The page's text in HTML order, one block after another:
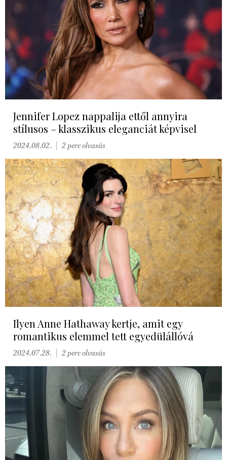
Jennifer Lopez nappalija ettől annyira
stílusos – klasszikus eleganciát képvisel
2024.08.02. 2 perc olvasás
Ilyen Anne Hathaway kertje, amit egy
romantikus elemmel tett egyedülállóvá
2024.07.28. 2 perc olvasás